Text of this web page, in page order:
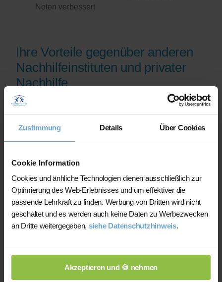
Zustimmung Details Über Cookies
Cookie Information
Cookies und änhliche Technologien dienen ausschließlich zur
Optimierung des Web-Erlebnisses und um effektiver die
passende Lehrkraft zu finden. Werbung von Dritten wird nicht
geschaltet und es werden auch keine Daten zu Werbezwecken
an Dritte weitergegeben, siehe Datenschutzhinweis.
Akzeptieren und 🍪 nehmen
Noten verbessert
Ihre Vorteile gegenüber anderen
Nachhilfeinstituten und privater
Nachhilfe
Qualifikationsnachweise vor der
Freischaltung geprüft werden.
Nachhilfe-Team.net unterstützt Sie dabei,
möglichst schnell eine zu Ihrem Bedarf
passende Lehrkraft zu finden. Bei einem
Ausfall können Sie auf Wunsch bei der
Vermittlung einer anderen Lehrkraft
unterstützt werden.
ihren Unterricht eigenständig.
Die jeweilige Lehrkraft stimmt Lernziele,